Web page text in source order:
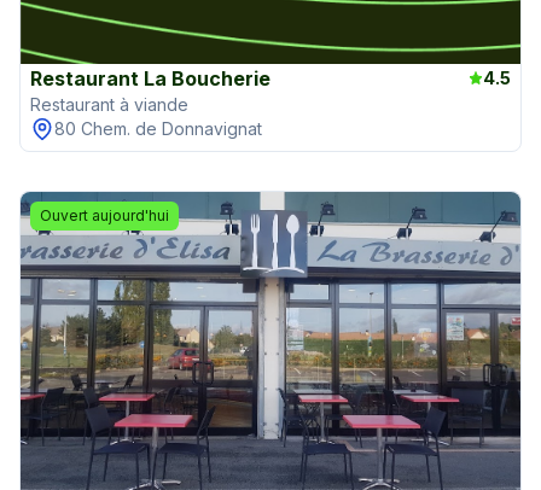
Restaurant La Boucherie
4.5
Restaurant à viande
80 Chem. de Donnavignat
Ouvert aujourd'hui